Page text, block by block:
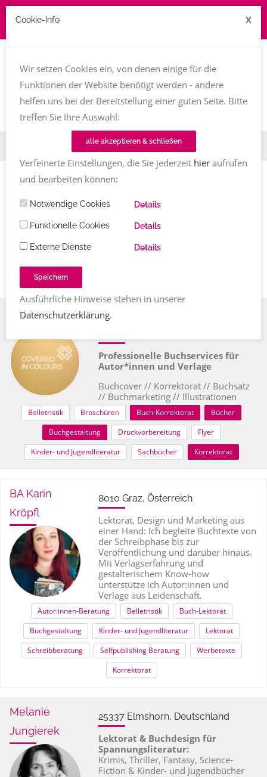
Fachfrauenmarkt Buchgestaltung
Texttreff-Fachfrauenmarkt
Übersicht/ Buchgestaltung
Viktoria Sabo
96465 Neustadt bei Coburg,
Professionelle Buchservices für
Autor*innen und Verlage
Buchcover // Korrektorat // Buchsatz
// Buchmarketing // Illustrationen
Belletristik Broschüren Buch-Korrektorat
Bücher
Buchgestaltung
Druckvorbereitung
Flyer
Kinder- und Jugendliteratur
Sachbücher Korrektorat
BA Karin
Kröpfl
8010 Graz, Österreich
Lektorat, Design und Marketing aus
einer Hand: Ich begleite Buchtexte von
der Schreibphase bis zur
Veröffentlichung und darüber hinaus.
Mit Verlagserfahrung und
gestalterischem Know-how
unterstütze ich Autor:innen und
Verlage aus Leidenschaft.
Autor:innen-Beratung Belletristik
Buch-Lektorat
Buchgestaltung
Kinder- und Jugendliteratur
Lektorat
Schreibberatung
Selfpublishing Beratung
Werbetexte
Korrektorat
Melanie
Jungierek
25337 Elmshorn, Deutschland
Lektorat & Buchdesign für
Spannungsliteratur:
Krimis, Thriller, Fantasy, Science-
Fiction & Kinder- und Jugendbücher
Cookie-Info X
Wir setzen Cookies ein, von denen einige für die
Funktionen der Website benötigt werden - andere
helfen uns bei der Bereitstellung einer guten Seite. Bitte
treffen Sie Ihre Auswahl:
alle akzeptieren & schließen
Verfeinerte Einstellungen, die Sie jederzeit hieraufrufen
und bearbeiten können:
Notwendige Cookies Details
Funktionelle Cookies Details
Externe Dienste Details
Speichern
Ausführliche Hinweise stehen in unserer
Datenschutzerklärung.